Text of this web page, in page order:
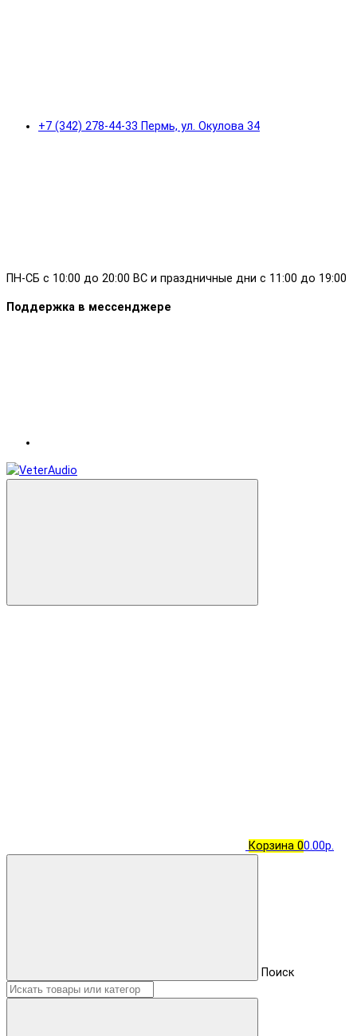
+7 (342) 278-44-33 Пермь, ул. Окулова 34
ПН-СБ с 10:00 до 20:00 ВС и праздничные дни с 11:00 до 19:00
Поддержка в мессенджере
Корзина 00.00р.
Поиск